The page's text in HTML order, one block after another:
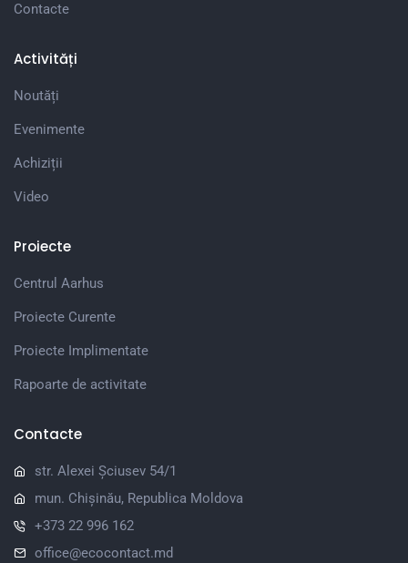
Contacte
Activități
Noutăți
Evenimente
Achiziții
Video
Proiecte
Centrul Aarhus
Proiecte Curente
Proiecte Implimentate
Rapoarte de activitate
Contacte
str. Alexei Șciusev 54/1
mun. Chișinău, Republica Moldova
+373 22 996 162
office@ecocontact.md